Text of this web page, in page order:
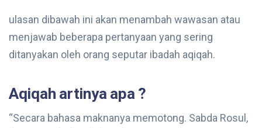
ulasan dibawah ini akan menambah wawasan atau
menjawab beberapa pertanyaan yang sering
ditanyakan oleh orang seputar ibadah aqiqah.
Aqiqah artinya apa ?
“Secara bahasa maknanya memotong. Sabda Rosul,